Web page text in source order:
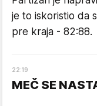
je to iskoristio da
pre kraja - 82:88.
22:19
MEČ SE